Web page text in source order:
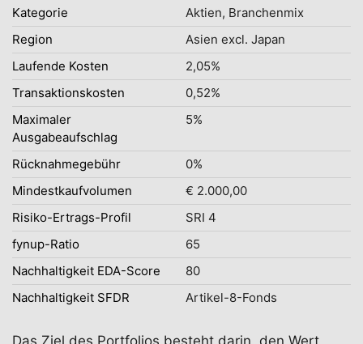
Kategorie
Aktien, Branchenmix
Region
Asien excl. Japan
Laufende Kosten
2,05%
Transaktionskosten
0,52%
Maximaler
Ausgabeaufschlag
5%
Rücknahmegebühr
0%
Mindestkaufvolumen
€ 2.000,00
Risiko-Ertrags-Profil
SRI 4
fynup-Ratio
65
Nachhaltigkeit EDA-Score
80
Nachhaltigkeit SFDR
Artikel-8-Fonds
Das Ziel des Portfolios besteht darin, den Wert